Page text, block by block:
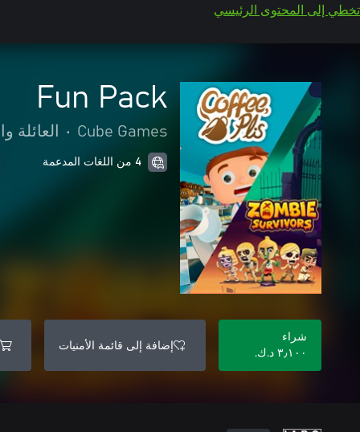
تخطي إلى المحتوى الرئيسي
Fun Pack
Cube Games
• العائلة
4 من اللغات المدعمة
شراء
٣٫١٠٠ د.ك.‏
إضافة إلى قائمة الأمنيات